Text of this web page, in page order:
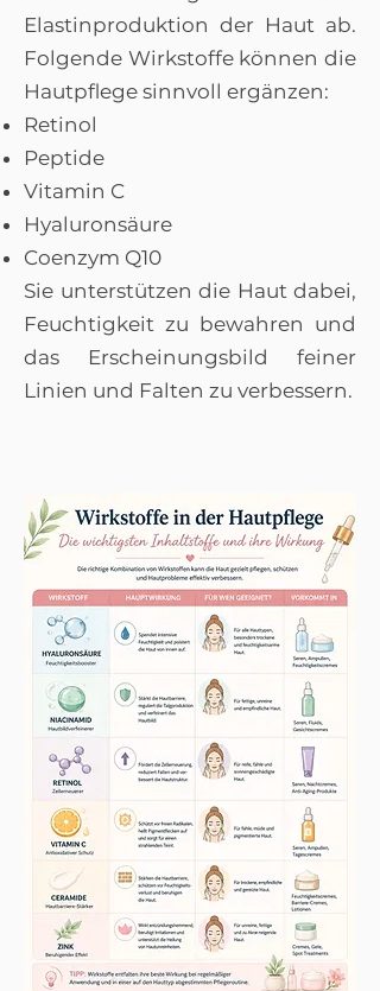
Elastinproduktion der Haut ab.
Folgende Wirkstoffe können die
Hautpflege sinnvoll ergänzen:
Retinol
Peptide
Vitamin C
Hyaluronsäure
Coenzym Q10
Sie unterstützen die Haut dabei,
Feuchtigkeit zu bewahren und
das Erscheinungsbild feiner
Linien und Falten zu verbessern.